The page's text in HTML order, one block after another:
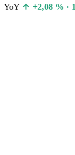
YoY +2,08 % ·